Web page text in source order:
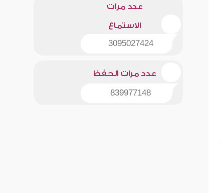
عدد مرات
الاستماع
3095027424
عدد مرات الحفظ
839977148